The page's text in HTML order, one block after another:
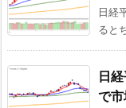
日経
ると
日
で市